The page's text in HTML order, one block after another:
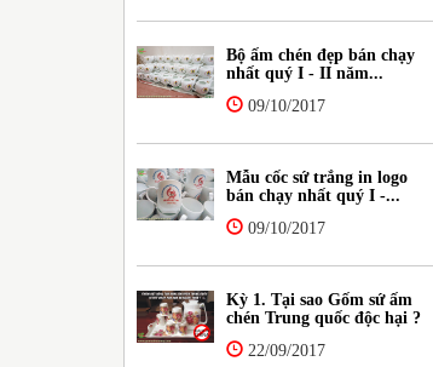
Bộ ấm chén đẹp bán chạy
nhất quý I - II năm...
09/10/2017
Mẫu cốc sứ trắng in logo
bán chạy nhất quý I -...
09/10/2017
Kỳ 1. Tại sao Gốm sứ ấm
chén Trung quốc độc hại ?
22/09/2017